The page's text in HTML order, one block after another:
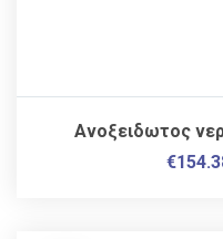
Ανοξειδωτος
€